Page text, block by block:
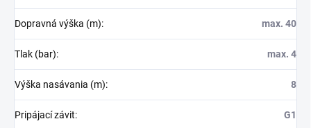
Dopravná výška (m): max. 40
Tlak (bar): max. 4
Výška nasávania (m): 8
Pripájací závit: G1